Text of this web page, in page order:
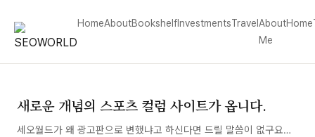
HomeAboutBookshelfInvestmentsTravel About
Me
Home
새로운 개념의 스포츠 컬럼 사이트가 옵니다.
세오월드가 왜 광고판으로 변했냐고 하신다면 드릴 말씀이 없구요…